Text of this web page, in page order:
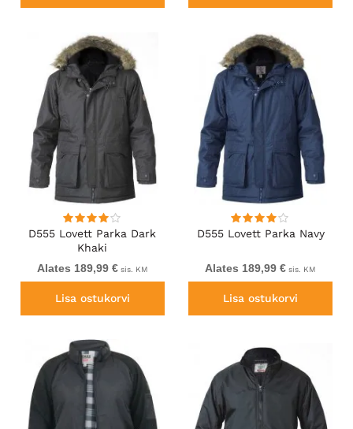
D555 Lovett Parka Dark
Khaki
Alates 189,99 €sis. KM
Lisa ostukorvi
D555 Lovett Parka Navy
Alates 189,99 € sis. KM
Lisa ostukorvi